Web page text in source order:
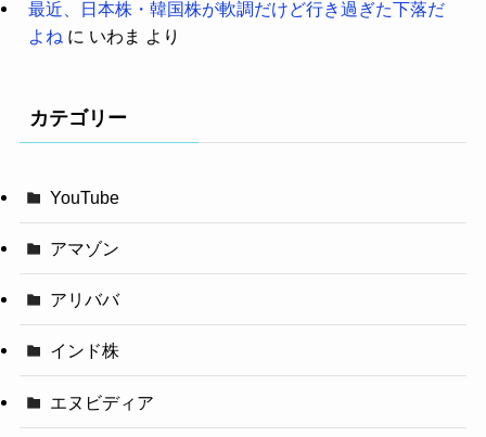
最近、日本株・韓国株が軟調だけど行き過ぎた下落だ
よね に いわま より
カテゴリー
YouTube
アマゾン
アリババ
インド株
エヌビディア